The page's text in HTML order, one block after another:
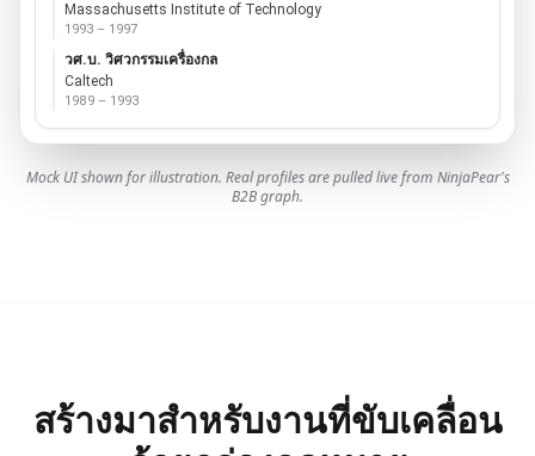
Massachusetts Institute of Technology
1993 – 1997
วศ.บ. วิศวกรรมเครื่องกล
Caltech
1989 – 1993
Mock UI shown for illustration. Real profiles are pulled live from NinjaPear's
B2B graph.
สร้างมาสำหรับงานที่ขับเคลื่อน